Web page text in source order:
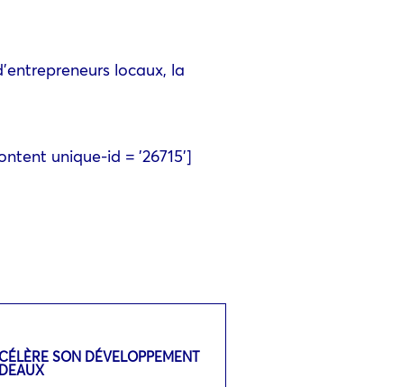
locaux, la
unique-id = '26715']
SON DÉVELOPPEMENT